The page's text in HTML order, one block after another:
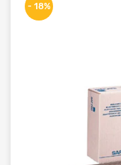
- 18%